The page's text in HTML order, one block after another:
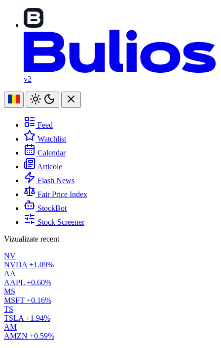
v2
Feed
Watchlist
Calendar
Articole
Flash News
Fair Price Index
StockBot
Stock Screener
Vizualizate recent
NV
NVDA +1.09%
AA
AAPL +0.60%
MS
MSFT +0.16%
TS
TSLA +1.94%
AM
AMZN +0.59%